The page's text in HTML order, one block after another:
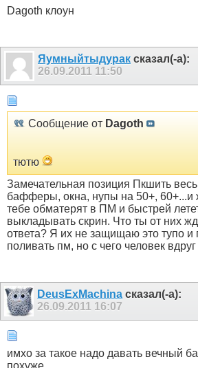
Dagoth клоун
Яумныйтыдурак сказал(-а):
26.09.2011 11:50
Сообщение от Dagoth
тютю
Замечательная позиция Пкшить
бафферы, окна, нупы на 50+, 60+...и
тебе обматерят в ПМ и быстрей
выкладывать скрин. Что ты от них
ответа? Я их не защищаю это тупо и
поливать пм, но с чего человек
DeusExMachina сказал(-а):
26.09.2011 16:07
имхо за такое надо давать вечный
похуже.